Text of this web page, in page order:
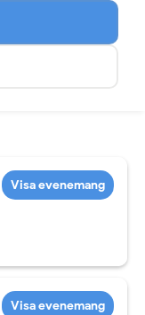
Visa evenemang
Visa evenemang